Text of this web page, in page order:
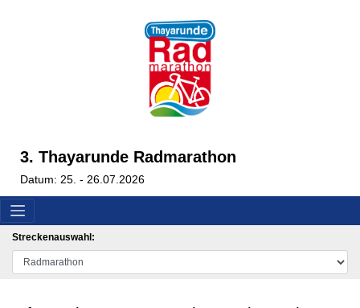
3. Thayarunde Radmarathon
Datum: 25. - 26.07.2026
Streckenauswahl: